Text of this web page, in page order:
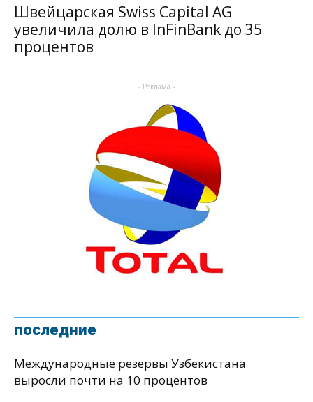
Швейцарская Swiss Capital AG
увеличила долю в InFinBank до 35
процентов
- Реклама -
последние
Международные резервы Узбекистана
выросли почти на 10 процентов